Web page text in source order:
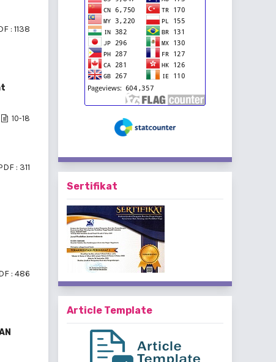
: 1138
10-18
: 311
: 486
Sertifikat
Article Template